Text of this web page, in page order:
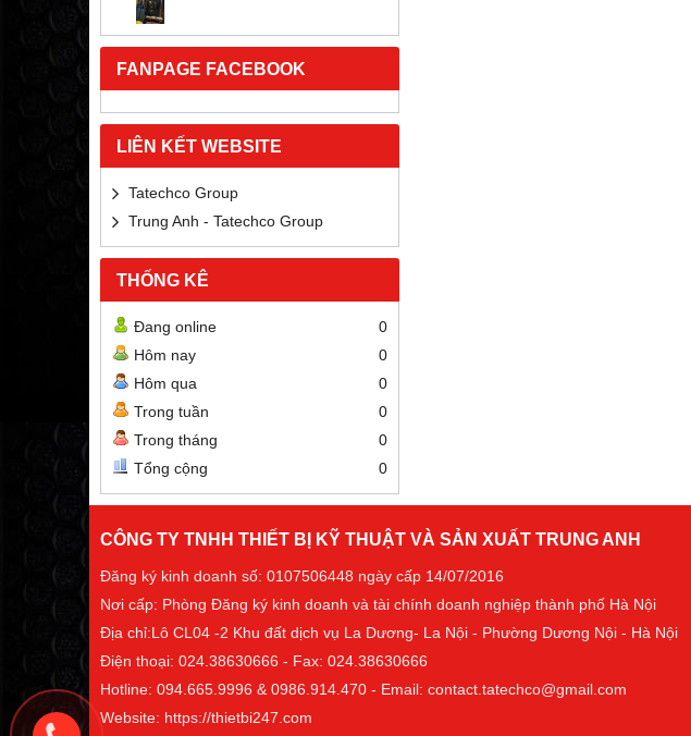
FANPAGE FACEBOOK
LIÊN KẾT WEBSITE
Tatechco Group
Trung Anh - Tatechco Group
THỐNG KÊ
Đang online
0
Hôm nay
0
Hôm qua
0
Trong tuần
0
Trong tháng
0
Tổng cộng
0
CÔNG TY TNHH THIẾT BỊ KỸ THUẬT VÀ SẢN XUẤT TRUNG ANH
Đăng ký kinh doanh số: 0107506448 ngày cấp 14/07/2016
Nơi cấp: Phòng Đăng ký kinh doanh và tài chính doanh nghiệp thành phố Hà Nội
Địa chỉ:Lô CL04 -2 Khu đất dịch vụ La Dương- La Nội - Phường Dương Nội - Hà Nội
Điện thoại: 024.38630666 - Fax: 024.38630666
Hotline: 094.665.9996 & 0986.914.470 - Email: contact.tatechco@gmail.com
Website: https://thietbi247.com